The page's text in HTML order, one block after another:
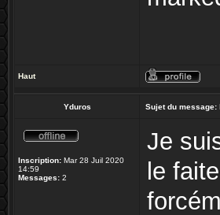
Haut
Yduros Sujet du message:
Inscription: Mar 28 Juil 2020
14:59
Messages: 2
Je
le